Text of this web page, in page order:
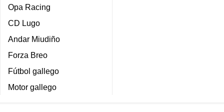
Opa Racing
CD Lugo
Andar Miudiño
Forza Breo
Fútbol gallego
Motor gallego